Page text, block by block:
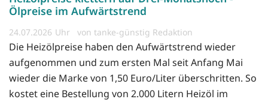
Ölpreise im Aufwärtstrend
24.07.2026 von tanke-günstig Redaktion
Die Heizölpreise haben den Aufwärtstrend wieder
aufgenommen und zum ersten Mal seit Anfang Mai
wieder die Marke von 1,50 Euro/Liter überschritten. So
kostet eine Bestellung von 2.000 Litern Heizöl im